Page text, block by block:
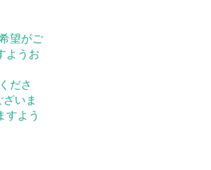
望がご
ようお
ださ
いま
すよう